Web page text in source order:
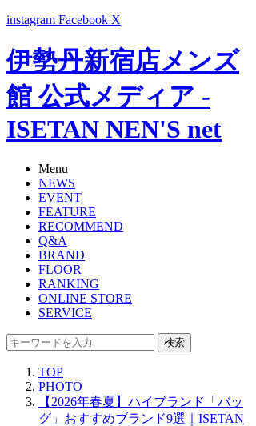
instagram Facebook X
伊勢丹新宿店メンズ
館 公式メディア -
ISETAN NEN'S net
Menu
NEWS
EVENT
FEATURE
RECOMMEND
Q&A
BRAND
FLOOR
RANKING
ONLINE STORE
SERVICE
検索
TOP
PHOTO
【2026年春夏】ハイブランド「バッ
グ」おすすめブランド9選｜ISETAN